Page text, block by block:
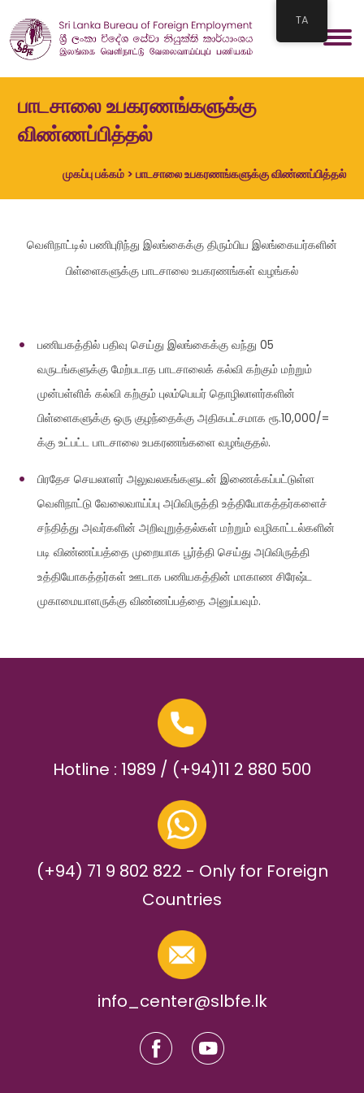
பாடசாலை உபகரணங்களுக்கு
விண்ணப்பித்தல்
முகப்பு பக்கம்> பாடசாலை உபகரணங்களுக்கு விண்ணப்பித்தல்
வெளிநாட்டில் பணிபுரிந்து இலங்கைக்கு திரும்பிய இலங்கையர்களின்
பிள்ளைகளுக்கு பாடசாலை உபகரணங்கள் வழங்கல்
பணியகத்தில் பதிவு செய்து இலங்கைக்கு வந்து 05
வருடங்களுக்கு மேற்படாத பாடசாலைக் கல்வி கற்கும் மற்றும்
முன்பள்ளிக் கல்வி கற்கும் புலம்பெயர் தொழிலாளர்களின்
பிள்ளைகளுக்கு ஒரு குழந்தைக்கு அதிகபட்சமாக ரூ.10,000/=
க்கு உட்பட்ட பாடசாலை உபகரணங்களை வழங்குதல்.
பிரதேச செயலாளர் அலுவலகங்களுடன் இணைக்கப்பட்டுள்ள
வெளிநாட்டு வேலைவாய்ப்பு அபிவிருத்தி உத்தியோகத்தர்களைச்
சந்தித்து அவர்களின் அறிவுறுத்தல்கள் மற்றும் வழிகாட்டல்களின்
படி விண்ணப்பத்தை முறையாக பூர்த்தி செய்து அபிவிருத்தி
உத்தியோகத்தர்கள் ஊடாக பணியகத்தின் மாகாண சிரேஷ்ட
முகாமையாளருக்கு விண்ணப்பத்தை அனுப்பவும்.
Hotline : 1989 / (+94)11 2 880 500
(+94) 71 9 802 822 - Only for Foreign
Countries
info_center@slbfe.lk
TA